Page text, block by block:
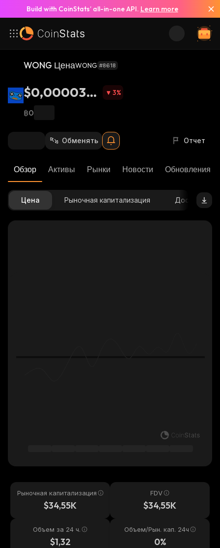
Build with CoinStats’ all-in-one API. Learn more
WONG ЦенаWONG #8618
$0,0000345
5
3%
฿0
Обменять Отчет
Обзор Активы Рынки Новости Обновления
Цена Рыночная капитализация Доступное
Рыночная капитализация
$34,55K
FDV
$34,55K
Объем за 24 ч.
$1,32
Объем/Рын. кап. 24ч
0%